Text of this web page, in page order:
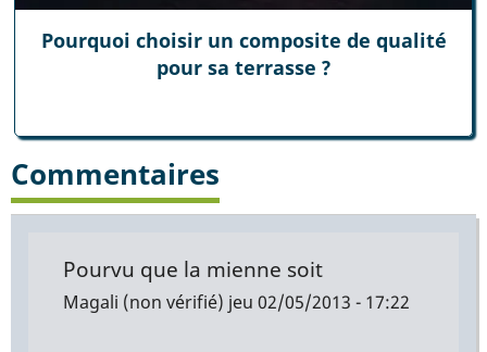
Pourquoi choisir un composite de qualité
pour sa terrasse ?
Commentaires
Pourvu que la mienne soit
Magali (non vérifié) jeu 02/05/2013 - 17:22